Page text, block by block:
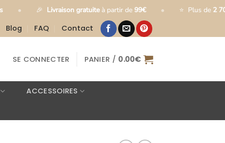
Livraison gratuiteà partir de99€ • ⭐ Plus de 2 700 clients
Blog FAQ Contact
SE CONNECTER PANIER / 0.00€
ACCESSOIRES